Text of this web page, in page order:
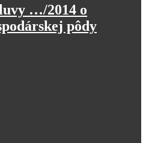
…/2014 o
pôdy